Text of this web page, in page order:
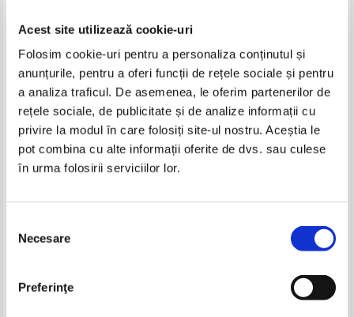
Acest site utilizează cookie-uri
Folosim cookie-uri pentru a personaliza conținutul și
anunțurile, pentru a oferi funcții de rețele sociale și pentru
a analiza traficul. De asemenea, le oferim partenerilor de
rețele sociale, de publicitate și de analize informații cu
privire la modul în care folosiți site-ul nostru. Aceștia le
pot combina cu alte informații oferite de dvs. sau culese
în urma folosirii serviciilor lor.
consimțământului
Necesare
Preferinţe
Brian Abbs - Splash, activity
J. M. Miller - Learning english